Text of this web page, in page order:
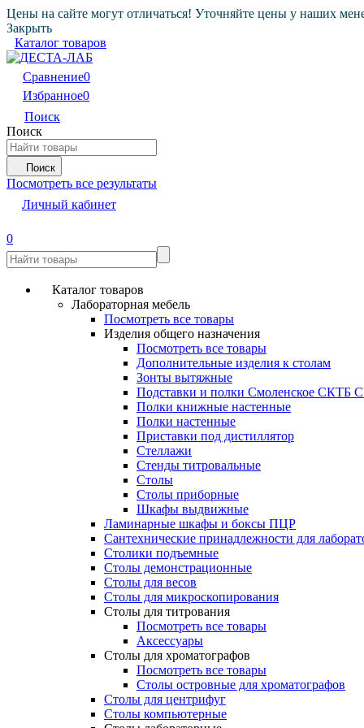
Цены на сайте могут отличаться! Уточняйте цены у наших
Закрыть
Каталог товаров
Сравнение0
Избранное0
Поиск
Поиск
Поиск
Посмотреть все результаты
Личный кабинет
0
Каталог товаров
Лабораторная мебель
Посмотреть все товары
Изделия общего назначения
Посмотреть все товары
Дополнительные изделия к столам
Зонты вытяжные
Подставки и полки Смоленское СКТБ
Полки книжные настенные
Полки настенные
Приставки под дистиллятор
Стеллажи
Стенды титровальные
Столы
Столы приборные
Шкафы выдвижные
Ламинарные шкафы и боксы ПЦР
Сантехнические принадлежности для
Столики подъемные
Столы демонстрационные
Столы для весов
Столы для микроскопирования
Столы для титрования
Посмотреть все товары
Аксессуары
Столы для хроматографов
Посмотреть все товары
Столы островные для хроматографов
Столы для центрифуг
Столы компьютерные